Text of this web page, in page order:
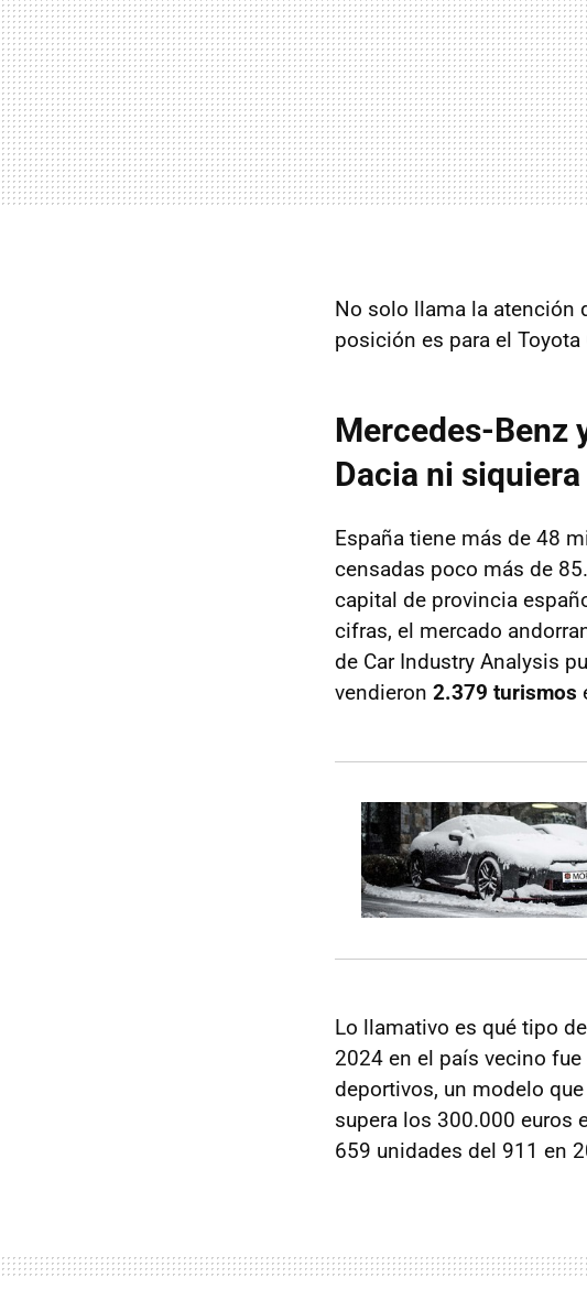
No solo llama la atención
posición es para el
Mercedes-Benz
Dacia ni
España tiene más de 48
censadas poco más de
capital de provincia
cifras, el mercado
de Car Industry Analysis
vendieron 2.379 turismos
Lo llamativo es qué tipo
2024 en el país vecino fue
deportivos, un modelo que
supera los 300.000 euros
659 unidades del 911 en